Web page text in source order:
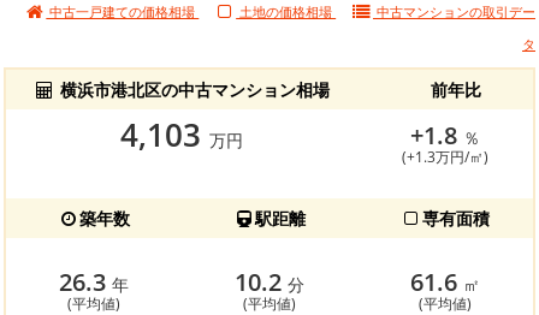
中古一戸建ての価格相場 土地の価格相場 中古マンションの取引デー
タ
横浜市港北区の中古マンション相場 前年比
4,103 万円 +1.8 ％
(+1.3万円/㎡)
築年数 駅距離 専有面積
26.3 年
(平均値)
10.2 分
(平均値)
61.6 ㎡
(平均値)